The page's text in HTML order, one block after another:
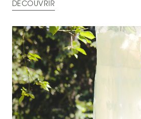
DÉCOUVRIR